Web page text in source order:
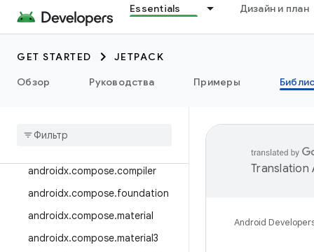
Essentials Дизайн и план
GET STARTED
JETPACK
Обзор
Руководства Примеры
androidx.camera.viewfinder
androidx.car
androidx.car.app
androidx.cardview
androidx.compose.compiler
androidx.compose.foundation
androidx.compose.material
androidx.compose.material3
Translation
Android